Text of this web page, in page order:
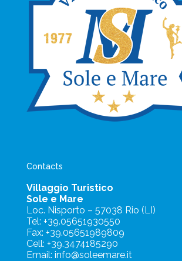
Contacts
Villaggio Turistico
Sole e Mare
Loc. Nisporto – 57038 Rio (LI)
Tel: +39.05651930550
Fax: +39.05651989809
Cell: +39.3474185290
Email: info@soleemare.it